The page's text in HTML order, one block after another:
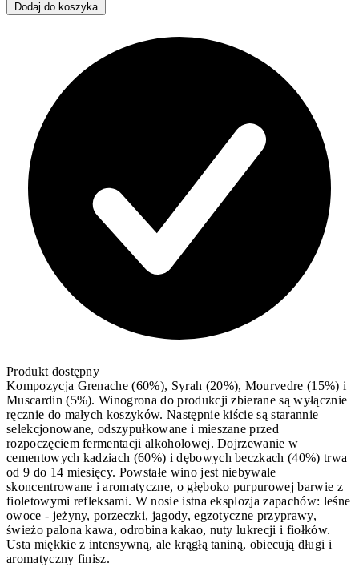
Dodaj do koszyka
Produkt dostępny
Kompozycja Grenache (60%), Syrah (20%), Mourvedre (15%) i
Muscardin (5%). Winogrona do produkcji zbierane są wyłącznie
ręcznie do małych koszyków. Następnie kiście są starannie
selekcjonowane, odszypułkowane i mieszane przed
rozpoczęciem fermentacji alkoholowej. Dojrzewanie w
cementowych kadziach (60%) i dębowych beczkach (40%) trwa
od 9 do 14 miesięcy. Powstałe wino jest niebywale
skoncentrowane i aromatyczne, o głęboko purpurowej barwie z
fioletowymi refleksami. W nosie istna eksplozja zapachów: leśne
owoce - jeżyny, porzeczki, jagody, egzotyczne przyprawy,
świeżo palona kawa, odrobina kakao, nuty lukrecji i fiołków.
Usta miękkie z intensywną, ale krągłą taniną, obiecują długi i
aromatyczny finisz.